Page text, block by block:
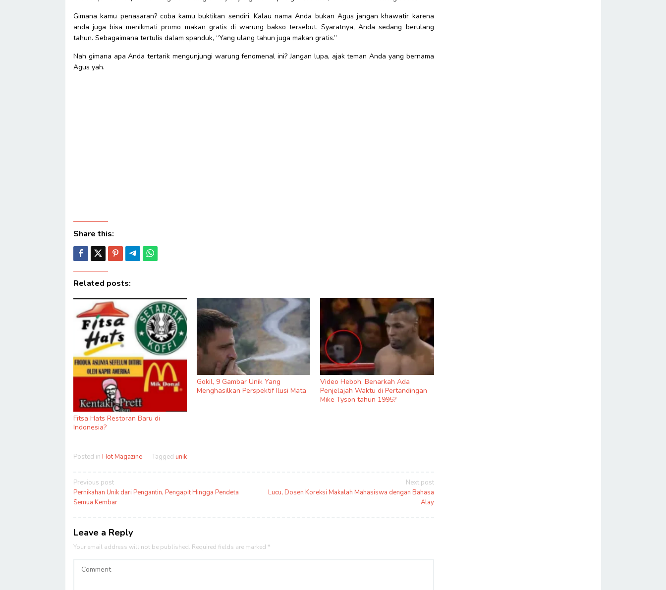
Gimana kamu penasaran? coba kamu buktikan sendiri. Kalau nama Anda bukan Agus jangan khawatir karena
anda juga bisa menikmati promo makan gratis di warung bakso tersebut. Syaratnya, Anda sedang berulang
tahun. Sebagaimana tertulis dalam spanduk, “Yang ulang tahun juga makan gratis.”
Nah gimana apa Anda tertarik mengunjungi warung fenomenal ini? Jangan lupa, ajak teman Anda yang bernama
Agus yah.
Share this:
Related posts:
Fitsa Hats Restoran Baru di
Indonesia?
Gokil, 9 Gambar Unik Yang
Menghasilkan Perspektif Ilusi Mata
Video Heboh, Benarkah Ada
Penjelajah Waktu di Pertandingan
Mike Tyson tahun 1995?
Posted in Hot Magazine Tagged unik
Post
navigation
Previous post
Pernikahan Unik dari Pengantin, Pengapit Hingga Pendeta
Semua Kembar
Next post
Lucu, Dosen Koreksi Makalah Mahasiswa dengan Bahasa
Alay
Leave a Reply
Your email address will not be published. Required fields are marked *